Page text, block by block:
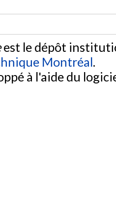
est le dépôt
Montréal.
à l'aide du